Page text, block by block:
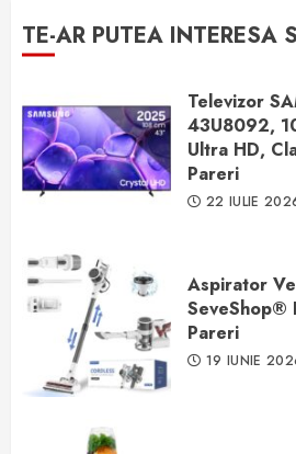
TE-AR PUTEA INTERESA
Televizor
43U8092,
Ultra HD,
Pareri
22 IULIE
Aspirator
SeveShop®
Pareri
19 IUNIE